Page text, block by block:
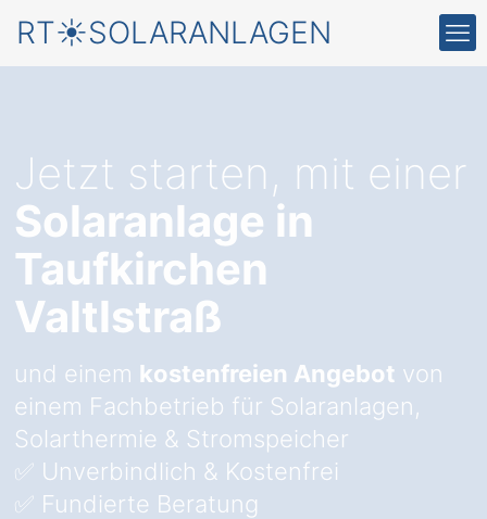
RT☀️SOLARANLAGEN
Jetzt starten, mit einer
Solaranlage in
Taufkirchen
Valtlstraß
und einem kostenfreien Angebot von
einem Fachbetrieb für Solaranlagen,
Solarthermie & Stromspeicher
✅ Unverbindlich & Kostenfrei
✅ Fundierte Beratung